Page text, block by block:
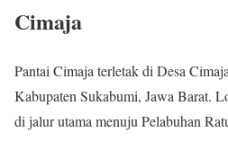
Cimaja
Pantai Cimaja terletak di Desa
Kabupaten Sukabumi, Jawa Barat.
di jalur utama menuju Pelabuhan